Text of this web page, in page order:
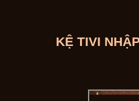
KỆ TIVI